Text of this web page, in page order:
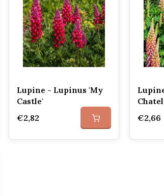
Lupine - Lupinus 'My
Castle'
€2,82
€2,66